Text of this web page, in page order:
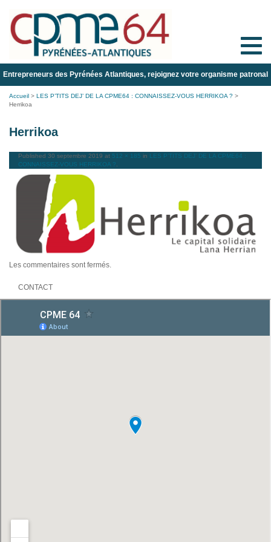
Toggle
Entrepreneurs des Pyrénées Atlantiques, rejoignez votre organisme patronal
Accueil > LES P’TITS DEJ’ DE LA CPME64 : CONNAISSEZ-VOUS HERRIKOA ? >
Herrikoa
Herrikoa
Published 30 septembre 2019 at 512 × 185 in LES P’TITS DEJ’ DE LA CPME64 :
CONNAISSEZ-VOUS HERRIKOA ?
Les commentaires sont fermés.
CONTACT